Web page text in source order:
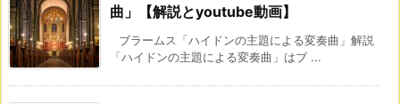
曲」【解説とyoutube動画】
ブラームス「ハイドンの主題による変奏曲」解説
「ハイドンの主題による変奏曲」はブ ...